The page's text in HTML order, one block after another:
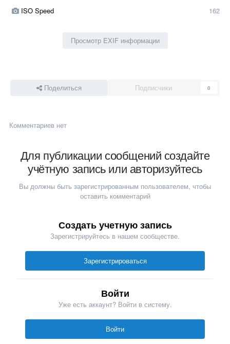
ISO Speed 162
Просмотр EXIF информации
Поделиться Подписчики 0
Комментариев нет
Для публикации сообщений создайте
учётную запись или авторизуйтесь
Вы должны быть зарегистрированным пользователем, чтобы
оставить комментарий
Создать учетную запись
Зарегистрируйтесь в нашем сообществе.
Зарегистрироваться
Войти
Уже есть аккаунт? Войти в систему.
Войти